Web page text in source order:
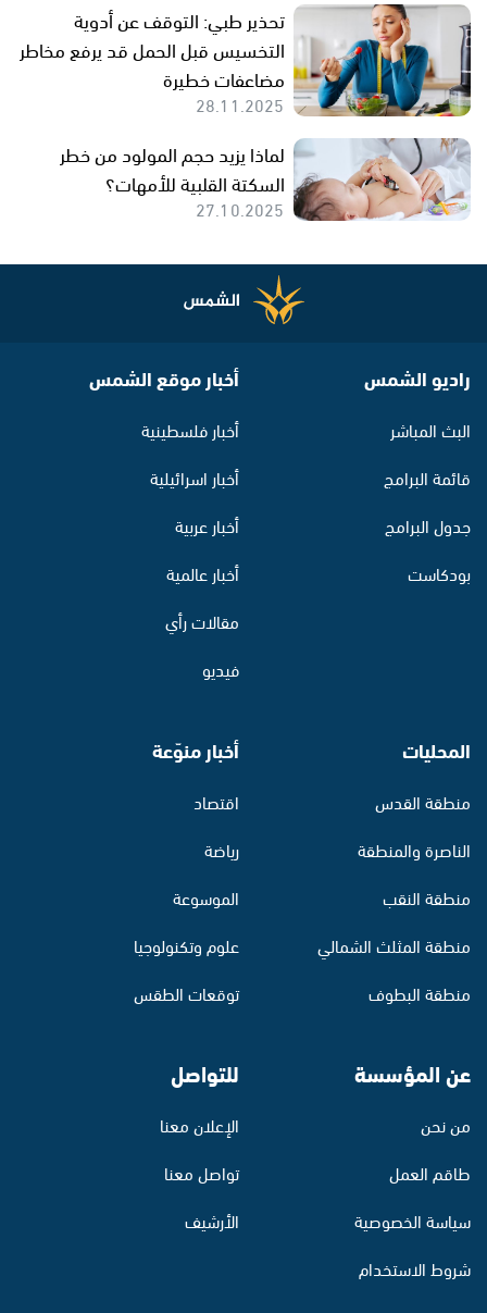
تحذير طبي: التوقف عن أدوية
التخسيس قبل الحمل قد يرفع مخاطر
مضاعفات خطيرة
28.11.2025
لماذا يزيد حجم المولود من خطر
السكتة القلبية للأمهات؟
27.10.2025
راديو الشمس
البث المباشر
قائمة البرامج
جدول البرامج
بودكاست
أخبار موقع الشمس
أخبار فلسطينية
أخبار اسرائيلية
أخبار عربية
أخبار عالمية
مقالات رأي
فيديو
المحليات
منطقة القدس
الناصرة والمنطقة
منطقة النقب
منطقة المثلث الشمالي
منطقة البطوف
أخبار منوّعة
اقتصاد
رياضة
الموسوعة
علوم وتكنولوجيا
توقعات الطقس
عن المؤسسة
من نحن
طاقم العمل
سياسة الخصوصية
شروط الاستخدام
للتواصل
الإعلان معنا
تواصل معنا
الأرشيف